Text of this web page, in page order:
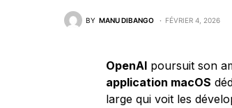
BY MANU DIBANGO FÉVRIER 4, 2026
OpenAI poursuit son
application macOS
large qui voit les